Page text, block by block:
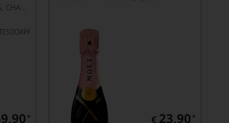
EXTRA BRUT, BLANC DE BLANCS, CHAMPAGNE AC
* € 23,90 *